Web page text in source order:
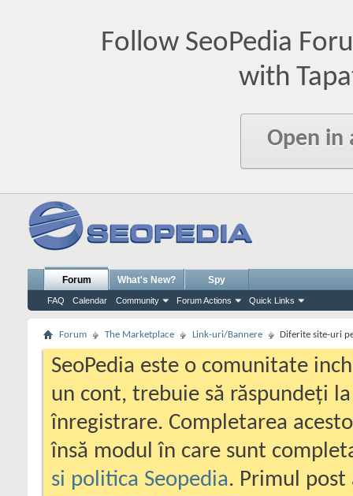
Follow SeoPedia
with
Open in
Forum
FAQ Calendar Community Forum Actions Quick Links
What's New? Spy
Forum The Marketplace Link-uri/Bannere Diferite site-uri
SeoPedia este o comunitate
un cont, trebuie să răspundeți
înregistrare. Completarea
însă modul în care sunt
si politica Seopedia. Primul